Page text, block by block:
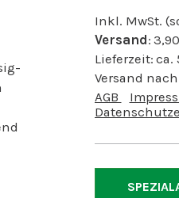
Inkl. MwSt.
Versand: 3,90
Lieferzeit: ca.
Versand
AGB